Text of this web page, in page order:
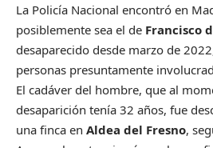
La Policía Nacional encontró en
posiblemente sea el de Francisco
desaparecido desde marzo de
personas presuntamente
El cadáver del hombre, que al
desaparición tenía 32 años, fue
una finca en Aldea del Fresno,